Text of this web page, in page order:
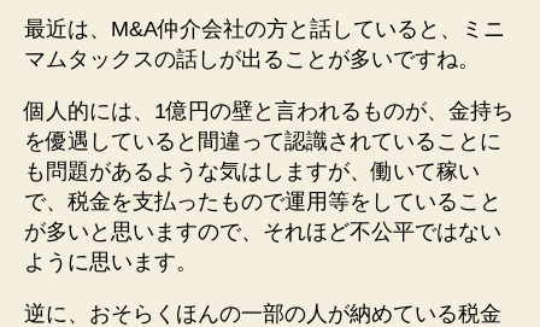
最近は、M&A仲介会社の方と話していると、ミニ
マムタックスの話しが出ることが多いですね。
個人的には、1億円の壁と言われるものが、金持ち
を優遇していると間違って認識されていることに
も問題があるような気はしますが、働いて稼い
で、税金を支払ったもので運用等をしていること
が多いと思いますので、それほど不公平ではない
ように思います。
逆に、おそらくほんの一部の人が納めている税金